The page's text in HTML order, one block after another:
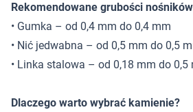
Rekomendowane grubości
• Gumka – od 0,4 mm do 0,4 mm
• Nić jedwabna – od 0,5 mm do 0,5
• Linka stalowa – od 0,18 mm do 0,5
Dlaczego warto wybrać kamienie?